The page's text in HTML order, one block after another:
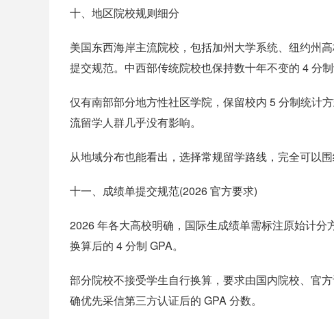
十、地区院校规则细分
美国东西海岸主流院校，包括加州大学系统、纽约州
提交规范。中西部传统院校也保持数十年不变的 4 分制
仅有南部部分地方性社区学院，保留校内 5 分制统计
流留学人群几乎没有影响。
从地域分布也能看出，选择常规留学路线，完全可以
十一、成绩单提交规范(2026 官方要求)
2026 年各大高校明确，国际生成绩单需标注原始计
换算后的 4 分制 GPA。
部分院校不接受学生自行换算，要求由国内院校、官
确优先采信第三方认证后的 GPA 分数。